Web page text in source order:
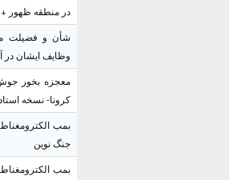
در منطقه ظهور
شأن و فضیلت
وظایف ایشان در
معجزه بخور
کرونا- نسخه
بمب
جنگ نوین
بمب